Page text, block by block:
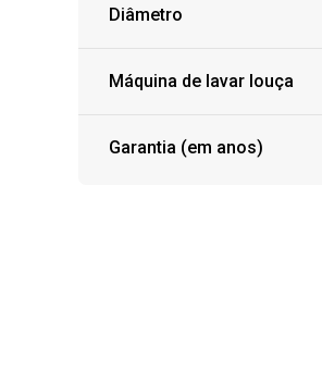
Diâmetro
Máquina de lavar louça
Garantia (em anos)